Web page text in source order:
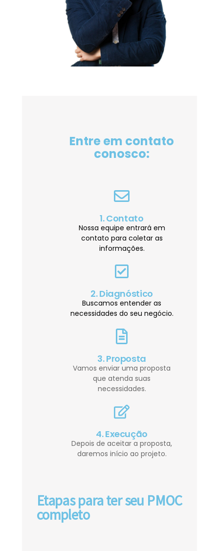
Entre em contato
conosco:
1. Contato
Nossa equipe entrará em
contato para coletar as
informações.
2. Diagnóstico
Buscamos entender as
necessidades do seu negócio.
3. Proposta
Vamos enviar uma proposta
que atenda suas
necessidades.
4. Execução
Depois de aceitar a proposta,
daremos início ao projeto.
Etapas para ter seu PMOC
completo